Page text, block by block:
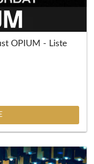
OPIUM - Liste